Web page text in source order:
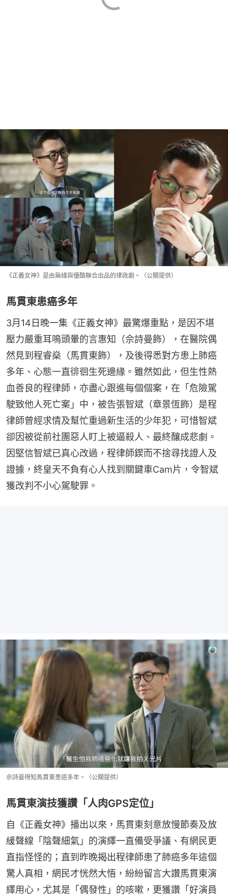
《正義女神》是由無綫與優酷聯合出品的律政劇。（公關提供）
馬貫東患癌多年
3月14日晚一集《正義女神》最驚爆重點，是因不堪
壓力嚴重耳鳴頭暈的言惠知（佘詩曼飾），在醫院偶
然見到程睿燊（馬貫東飾），及後得悉對方患上肺癌
多年、心態一直徘徊生死邊緣。雖然如此，但生性熱
血善良的程律師，亦盡心跟進每個個案，在「危險駕
駛致他人死亡案」中，被告張智斌（章景恆飾）是程
律師曾經求情及幫忙重過新生活的少年犯，可惜智斌
卻因被從前社團惡人盯上被逼殺人、最終釀成悲劇。
因堅信智斌已真心改過，程律師鍥而不捨尋找證人及
證據，終皇天不負有心人找到關鍵車Cam片，令智斌
獲改判不小心駕駛罪。
佘詩曼得知馬貫東患癌多年。（公關提供）
馬貫東演技獲讚「人肉GPS定位」
自《正義女神》播出以來，馬貫東刻意放慢節奏及放
緩聲線「陰聲細氣」的演繹一直備受爭議、有網民更
直指怪怪的；直到昨晚揭出程律師患了肺癌多年這個
驚人真相，網民才恍然大悟，紛紛留言大讚馬貫東演
繹用心，尤其是「偶發性」的咳嗽，更獲讚「好演員